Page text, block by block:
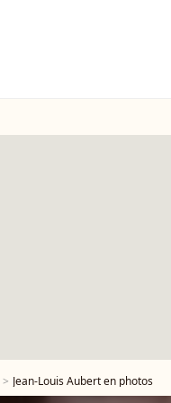
Jean-Louis Aubert en photos